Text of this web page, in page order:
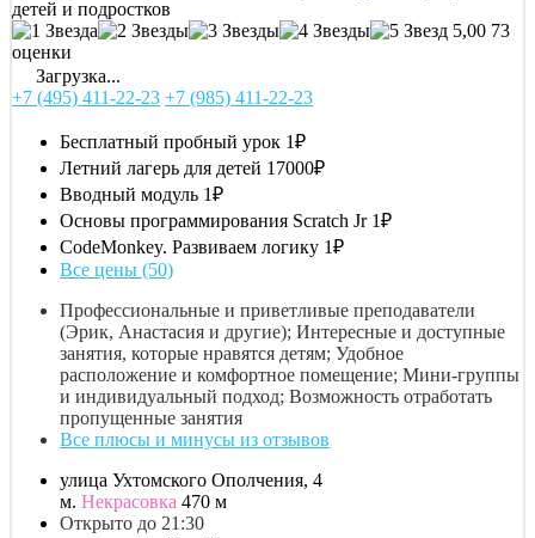
детей и подростков
5,00 73
оценки
Загрузка...
+7 (495) 411-22-23 +7 (985) 411-22-23
Бесплатный пробный урок 1₽
Летний лагерь для детей 17000₽
Вводный модуль 1₽
Основы программирования Scratch Jr 1₽
CodeMonkey. Развиваем логику 1₽
Все цены (50)
Профессиональные и приветливые преподаватели
(Эрик, Анастасия и другие); Интересные и доступные
занятия, которые нравятся детям; Удобное
расположение и комфортное помещение; Мини-группы
и индивидуальный подход; Возможность отработать
пропущенные занятия
Все плюсы и минусы из отзывов
улица Ухтомского Ополчения, 4
м. Некрасовка 470 м
Открыто до 21:30